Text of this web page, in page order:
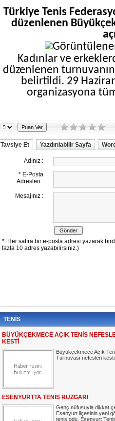
Türkiye Tenis
düzenlenen
Kadınlar ve
düzenlenen
belirtildi. 29
organizasyona
Tavsiye Et Yazdırılabilir Sayfa
TENİS
BÜYÜKÇEKMECE AÇIK TENİS
KESTİ
Büyükçekmece Açık
Turnuvası nefesleri
ESENYURTTA TENİS RÜZGARI
Genç nüfusuyla dikkat
Esenyurt ilçesinin yeni
tenis odu. Esenyurt